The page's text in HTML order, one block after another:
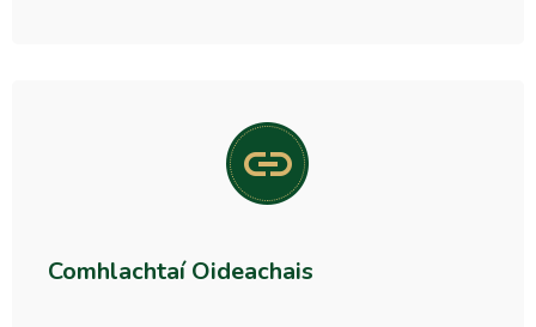
Comhlachtaí Oideachais